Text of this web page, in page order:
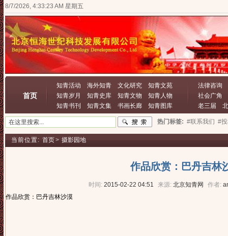
8/7/2026, 4:33:23 AM 星期五
首页
知青活动 海外知青 文化研究
知青文苑
知青岁月
知青史库 知青文物
知青人物
知青书刊
知青文集 书画长廊 知青图库
法律咨询
社会广角
老三届
热门标签: #联系我们 #
当前位置: 首页> 摄影园地
作品欣赏：巴丹吉林
时间: 2015-02-22 04:51 来源: 北京知青网 作者:
作品欣赏：巴丹吉林沙漠